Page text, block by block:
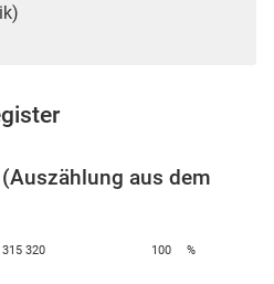
aus dem
315 320 100 %